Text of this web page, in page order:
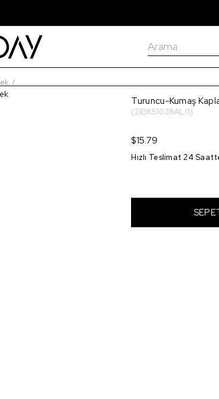
Turuncu-Kumaş
(21DX51028AL0)
$15.79
Hızlı Teslimat 24